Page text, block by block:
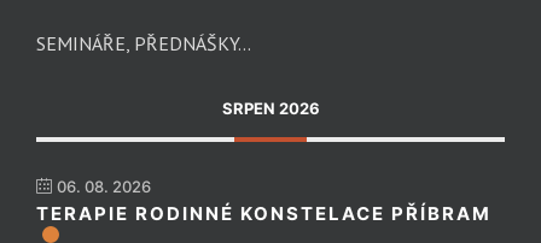
SEMINÁŘE, PŘEDNÁŠKY…
SRPEN 2026
06. 08. 2026
TERAPIE RODINNÉ KONSTELACE PŘÍBRAM